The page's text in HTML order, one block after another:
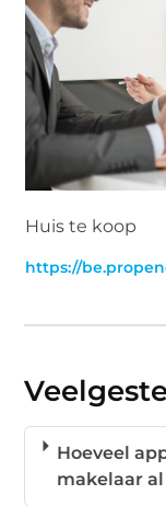
Huis te koop
https://
Hoeveel
makelaar